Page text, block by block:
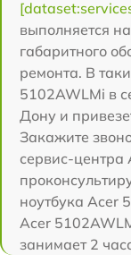
выполняется
габаритного
ремонта. В
5102AWLMi в
Дону и
Закажите
сервис-центра
ноутбука Acer
Acer
занимает 2